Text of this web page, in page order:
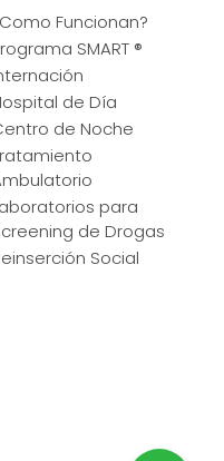
Funcionan?
SMART ®
de Día
de Noche
para
de Drogas
Social